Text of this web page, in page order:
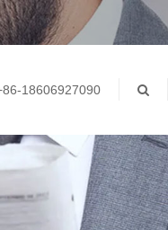
18606927090